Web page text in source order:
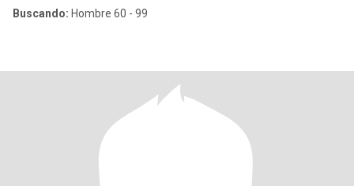
Buscando: Hombre 60 - 99